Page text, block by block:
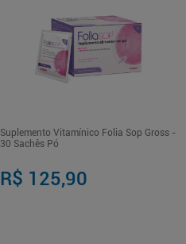
Suplemento Vitamínico Folia Sop Gross -
30 Sachês Pó
R$ 125,90